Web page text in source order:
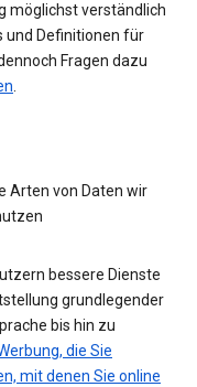
möglichst verständlich
und Definitionen für
Fragen dazu
.
Arten von Daten wir
bessere Dienste
grundlegender
bis hin zu
die Sie
mit denen Sie online